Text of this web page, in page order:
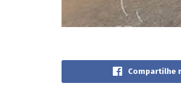
Compartilhe